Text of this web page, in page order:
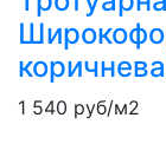
1 540 руб/м2